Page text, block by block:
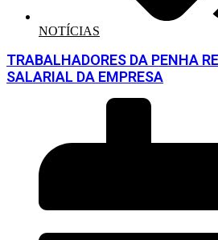
NOTÍCIAS
TRABALHADORES DA PENHA
SALARIAL DA EMPRESA